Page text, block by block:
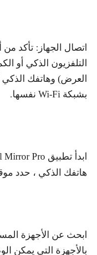
اتصال الجهاز: تأكد
التلفزيون الذكي أو
العرض) وهاتفك
بشبكة Wi-Fi نفسها.
ابدأ تطبيق Mirror Pro
هاتفك الذكي ، حدد
ابحث عن الأجهزة
بالأجهزة التي يمكن